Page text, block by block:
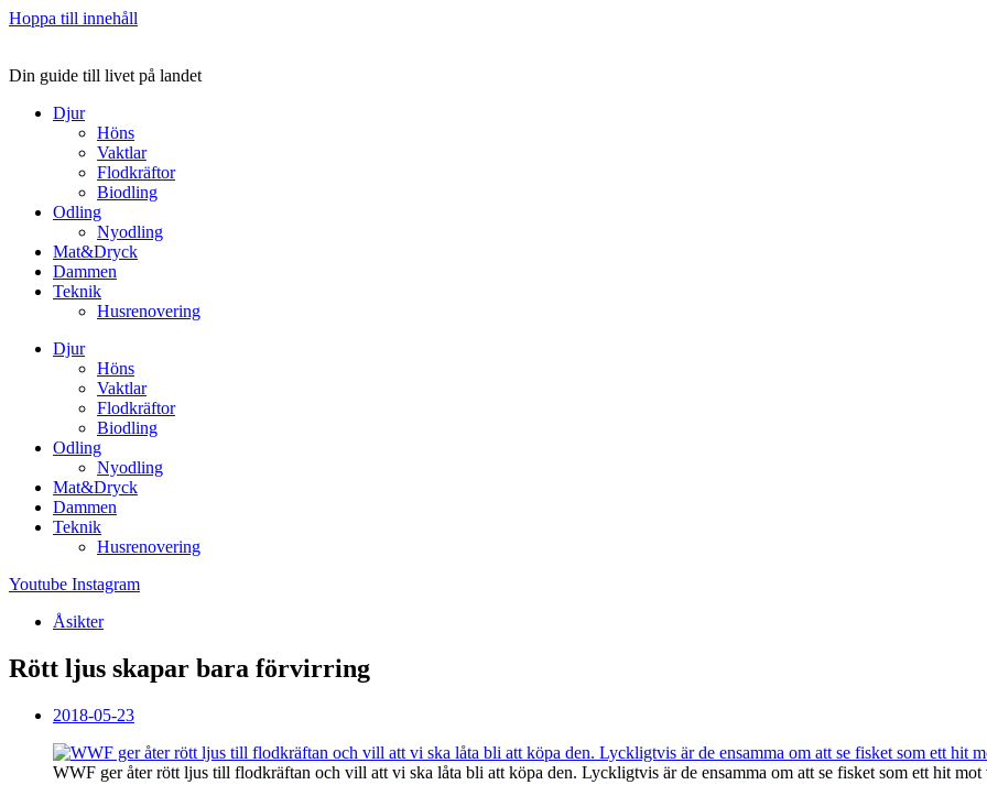
Hoppa till innehåll
Din guide till livet på landet
Djur
Höns
Vaktlar
Flodkräftor
Biodling
Odling
Nyodling
Mat&Dryck
Dammen
Teknik
Husrenovering
Djur
Höns
Vaktlar
Flodkräftor
Biodling
Odling
Nyodling
Mat&Dryck
Dammen
Teknik
Husrenovering
Youtube Instagram
Åsikter
Rött ljus skapar bara förvirring
2018-05-23
WWF ger åter rött ljus till flodkräftan och vill att vi ska låta bli att köpa den. Lyckligtvis är de ensamma om att se fisket som ett hit mot